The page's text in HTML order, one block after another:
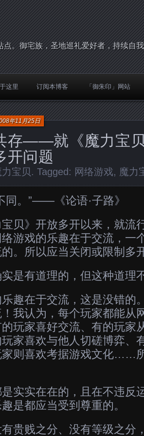
点。御宅族，圣地巡礼爱好者，持续自
这里 订阅本博客 「御朱印」网站
存——就《魔力宝
开问题
年11月25日
力宝贝 . Tagged: 网络游戏, 魔力
同。”——《论语·子路》
贝》开放多开以来，就流
游戏的乐趣在于交流，一
。所以应当关闭或限制多
是有道理的，但这种道理
趣在于交流，这是没错的
我认为，每个玩家都能从
玩家喜好交流、有的玩家
家喜欢与他人切磋博弈、
家则喜欢考据游戏文化……
实实在在的，且在不违反
是都应当受到尊重的。
贵贱之分、没有等级之分